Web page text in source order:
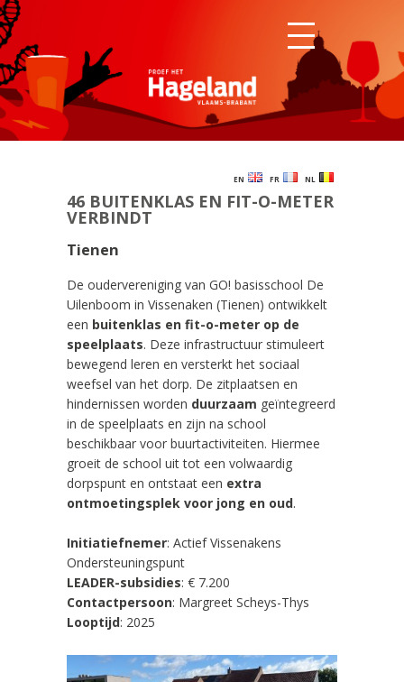
NL
FR
EN
46 BUITENKLAS EN FIT-O-METER
VERBINDT
Tienen
De oudervereniging van GO! basisschool De
Uilenboom in Vissenaken (Tienen) ontwikkelt
een buitenklas en fit-o-meter op de
speelplaats. Deze infrastructuur stimuleert
bewegend leren en versterkt het sociaal
weefsel van het dorp. De zitplaatsen en
hindernissen worden duurzaam geïntegreerd
in de speelplaats en zijn na school
beschikbaar voor buurtactiviteiten. Hiermee
groeit de school uit tot een volwaardig
dorpspunt en ontstaat een extra
ontmoetingsplek voor jong en oud.
Initiatiefnemer: Actief Vissenakens
Ondersteuningspunt
LEADER-subsidies: € 7.200
Contactpersoon: Margreet Scheys-Thys
Looptijd: 2025